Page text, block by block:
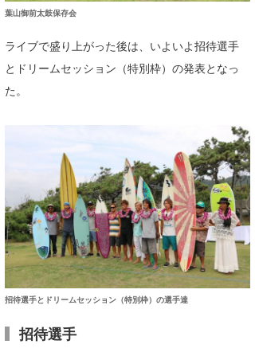
葉山御前太鼓保存会
ライブで盛り上がった後は、いよいよ招待選手
とドリームセッション（特別枠）の発表となっ
た。
招待選手とドリームセッション（特別枠）の選手達
招待選手